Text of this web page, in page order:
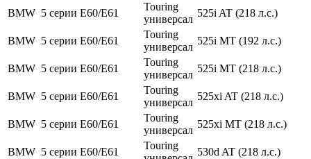
BMW 5 серии E60/E61
Touring
универсал
525i AT (218 л.с.)
BMW 5 серии E60/E61
Touring
универсал
525i MT (192 л.с.)
BMW 5 серии E60/E61
Touring
универсал
525i MT (218 л.с.)
BMW 5 серии E60/E61
Touring
универсал
525xi AT (218 л.с.)
BMW 5 серии E60/E61
Touring
универсал
525xi MT (218 л.с.)
BMW 5 серии E60/E61
Touring
530d AT (218 л.с.)